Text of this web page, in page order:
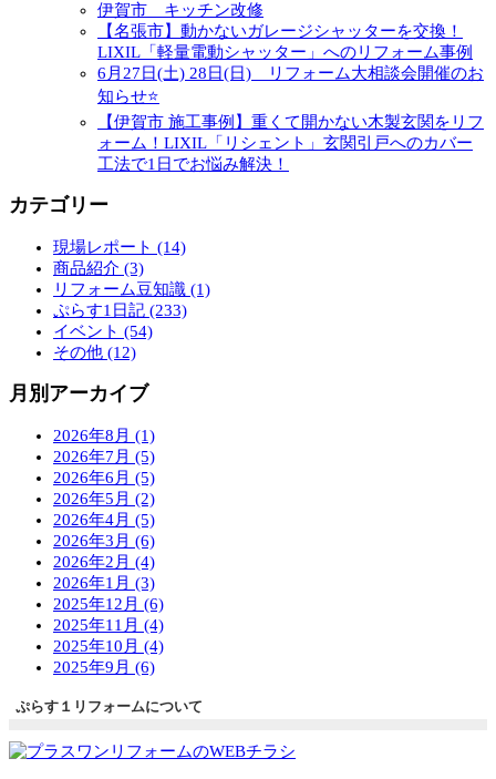
伊賀市 キッチン改修
【名張市】動かないガレージシャッターを交換！
LIXIL「軽量電動シャッター」へのリフォーム事例
6月27日(土) 28日(日) リフォーム大相談会開催のお
知らせ⭐
【伊賀市 施工事例】重くて開かない木製玄関をリフ
ォーム！LIXIL「リシェント」玄関引戸へのカバー
工法で1日でお悩み解決！
カテゴリー
現場レポート (14)
商品紹介 (3)
リフォーム豆知識 (1)
ぷらす1日記 (233)
イベント (54)
その他 (12)
月別アーカイブ
2026年8月 (1)
2026年7月 (5)
2026年6月 (5)
2026年5月 (2)
2026年4月 (5)
2026年3月 (6)
2026年2月 (4)
2026年1月 (3)
2025年12月 (6)
2025年11月 (4)
2025年10月 (4)
2025年9月 (6)
ぷらす１リフォームについて